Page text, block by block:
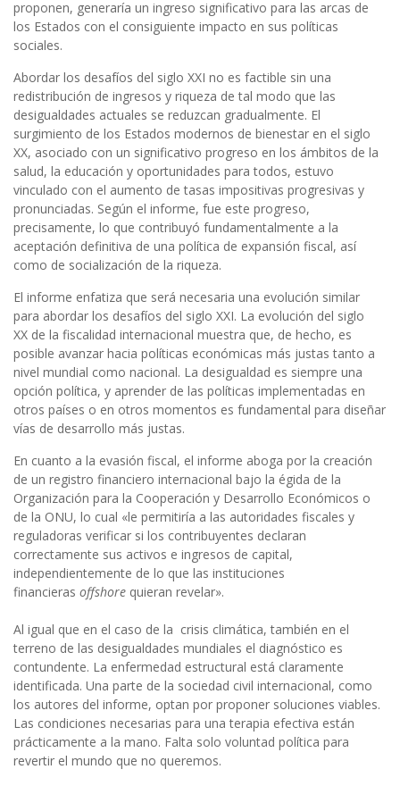
proponen, generaría un ingreso significativo para las arcas de
los Estados con el consiguiente impacto en sus políticas
sociales.
Abordar los desafíos del siglo XXI no es factible sin una
redistribución de ingresos y riqueza de tal modo que las
desigualdades actuales se reduzcan gradualmente. El
surgimiento de los Estados modernos de bienestar en el siglo
XX, asociado con un significativo progreso en los ámbitos de la
salud, la educación y oportunidades para todos, estuvo
vinculado con el aumento de tasas impositivas progresivas y
pronunciadas. Según el informe, fue este progreso,
precisamente, lo que contribuyó fundamentalmente a la
aceptación definitiva de una política de expansión fiscal, así
como de socialización de la riqueza.
El informe enfatiza que será necesaria una evolución similar
para abordar los desafíos del siglo XXI. La evolución del siglo
XX de la fiscalidad internacional muestra que, de hecho, es
posible avanzar hacia políticas económicas más justas tanto a
nivel mundial como nacional. La desigualdad es siempre una
opción política, y aprender de las políticas implementadas en
otros países o en otros momentos es fundamental para diseñar
vías de desarrollo más justas.
En cuanto a la evasión fiscal, el informe aboga por la creación
de un registro financiero internacional bajo la égida de la
Organización para la Cooperación y Desarrollo Económicos o
de la ONU, lo cual «le permitiría a las autoridades fiscales y
reguladoras verificar si los contribuyentes declaran
correctamente sus activos e ingresos de capital,
independientemente de lo que las instituciones
financieras offshore quieran revelar».
Al igual que en el caso de la crisis climática, también en el
terreno de las desigualdades mundiales el diagnóstico es
contundente. La enfermedad estructural está claramente
identificada. Una parte de la sociedad civil internacional, como
los autores del informe, optan por proponer soluciones viables.
Las condiciones necesarias para una terapia efectiva están
prácticamente a la mano. Falta solo voluntad política para
revertir el mundo que no queremos.